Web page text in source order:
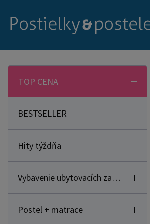
TOP CENA
BESTSELLER
Hity týždňa
Vybavenie ubytovacích zariadení
Postel + matrace